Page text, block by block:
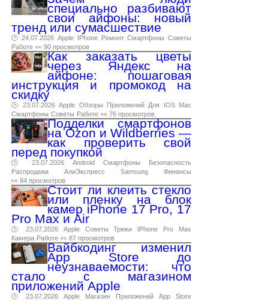
специально разбивают
свои айфоны: новый
тренд или сумасшествие
🕑 24.07.2026 Apple IPhone Ремонт Смартфоны Советы
Работе 👀 90 просмотров
Как заказать цветы
через Яндекс на
айфоне: пошаговая
инструкция и промокод на
скидку
🕑 23.07.2026 Apple Обзоры Приложений Для IOS
Mac
Смартфоны Советы Работе 👀 76 просмотров
Подделки смартфонов
на Ozon и Wildberries —
как проверить свой
перед покупкой
🕑 23.07.2026 Android Смартфоны
Безопасность
Распродажа
АлиЭкспресс Samsung
Финансы
👀 84 просмотров
Стоит ли клеить стекло
или пленку на блок
камер iPhone 17 Pro, 17
Pro Max и Air
🕑 23.07.2026 Apple Советы Трюки IPhone Pro
Max
Камера Работе 👀 87 просмотров
Вайбкодинг изменил
App Store до
неузнаваемости: что
стало с магазином
приложений Apple
🕑 23.07.2026 Apple Магазин Приложений App
Store